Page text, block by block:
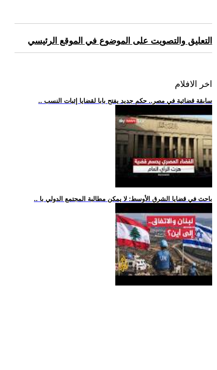
التعليق والتصويت على الموضوع في الموقع الرئيسي
اخر الافلام
.. سابقة قضائية في مصر.. حكم جديد يفتح بابا لقضايا إثبات النسب
.. باحث في قضايا الشرق الأوسط: لا يمكن مطالبة المجتمع الدولي با